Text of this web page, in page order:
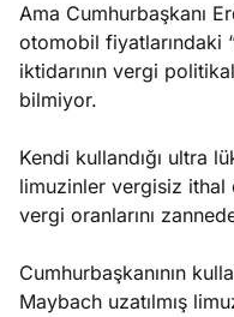
Ama Cumhurbaşkanı
otomobil fiyatlarındaki
iktidarının vergi
bilmiyor.
Kendi kullandığı ultra
limuzinler vergisiz
vergi oranlarını
Cumhurbaşkanının
Maybach uzatılmış